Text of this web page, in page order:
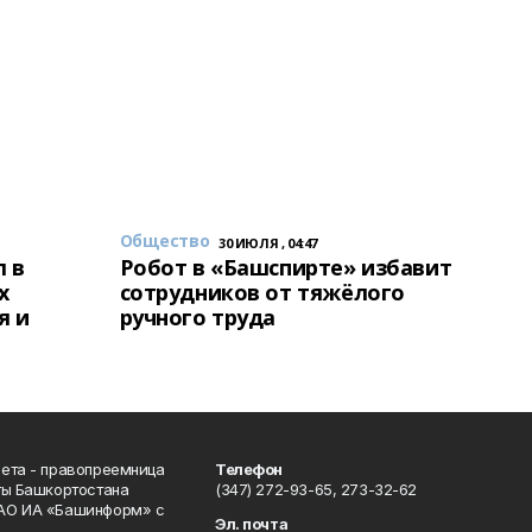
в
и
Общество 30 ИЮЛЯ , 04:47
Робот в «Башспирте» избавит
сотрудников от тяжёлого
ручного труда
- правопреемница
Башкортостана
ИА «Башинформ» с
Телефон
(347) 272-93-65, 273-32-62
Эл. почта